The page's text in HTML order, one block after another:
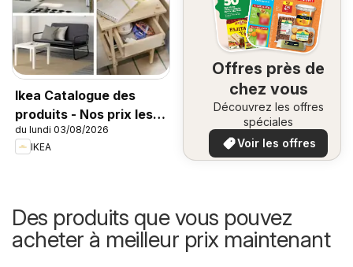
Ikea Catalogue des
produits - Nos prix les
plus bas
du lundi 03/08/2026
IKEA
Offres près de
chez vous
Découvrez les offres
spéciales
Voir les offres
Des produits que vous pouvez
acheter à meilleur prix maintenant